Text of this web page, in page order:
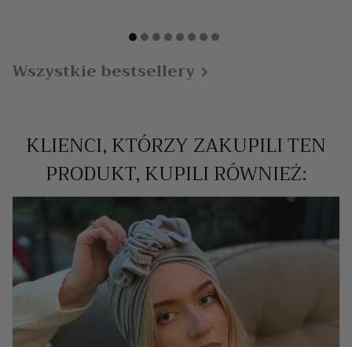
Wszystkie bestsellery 
KLIENCI, KTÓRZY ZAKUPILI TEN
PRODUKT, KUPILI RÓWNIEŻ: